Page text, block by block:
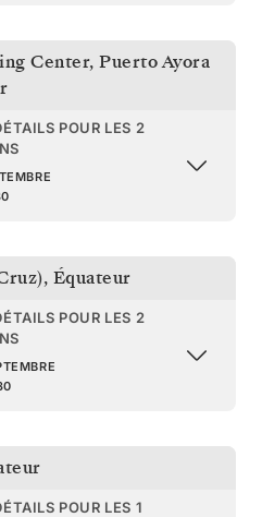
Center, Puerto Ayora
POUR LES 2
, Équateur
POUR LES 2
POUR LES 1